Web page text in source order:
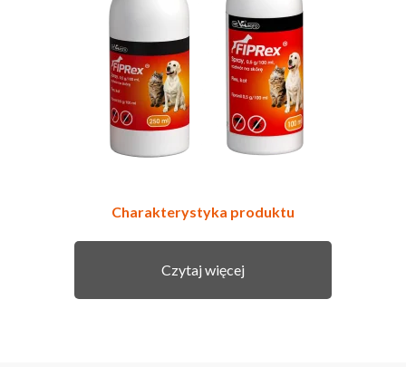
Charakterystyka produktu
Czytaj więcej